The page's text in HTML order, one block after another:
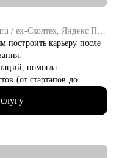
Операционный директор в QA.Guru / ex-Сколтех, Яндекс Практикум
построить карьеру после
помогла
(от стартапов до
Huawei и др).
в агентстве
специалистов и